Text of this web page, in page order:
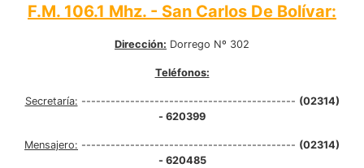
F.M. 106.1 Mhz. - San Carlos De Bolívar:
Dirección: Dorrego Nº 302
Teléfonos:
Secretaría: -------------------------------------------- (02314)
- 620399
Mensajero: -------------------------------------------- (02314)
- 620485